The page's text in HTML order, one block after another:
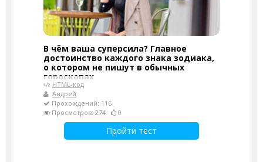
В чём ваша суперсила? Главное
достоинство каждого знака зодиака,
о котором не пишут в обычных
гороскопах
HTML-код
Андрей
Прохождений: 116
Просмотров: 274
0
Пройти тест